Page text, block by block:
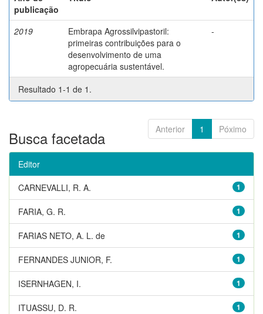
publicação
2019
Embrapa Agrossilvipastoril:
primeiras contribuições para o
desenvolvimento de uma
agropecuária sustentável.
-
Resultado 1-1 de 1.
Anterior 1 Póximo
Busca facetada
Editor
1
CARNEVALLI, R. A.
1
FARIA, G. R.
1
FARIAS NETO, A. L. de
1
FERNANDES JUNIOR, F.
1
ISERNHAGEN, I.
1
ITUASSU, D. R.